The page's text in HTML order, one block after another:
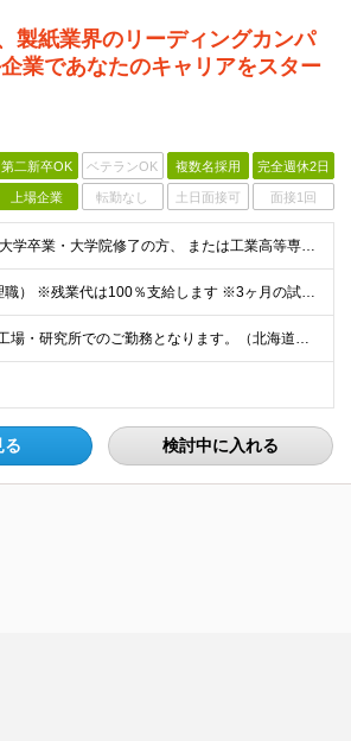
製紙業界のリーディングカンパ
業であなたのキャリアをスター
第二新卒OK ベテランOK 複数名採用 完全週休2日
上場企業 転勤なし 土日面接可 面接1回
【第二新卒・既卒の方も歓迎◎】 ■高専卒以上 （大学卒業・大学院修了の方、 または工業高等専門学校（5年制）卒業の方を想定しています。）
月給231,000円（大卒初任給）～495,300円（管理職） ※残業代は100％支給します ※3ヶ月の試用期間あり。その間の待遇に変更はありません
◎UIターン歓迎！ ◎マイカー通勤OK 国内の主要工場・研究所でのご勤務となります。（北海道、秋田、宮城、福島、茨城、埼玉、栃木、静岡、兵庫、広島、島根、山口、熊本） 初任地については、応募時に希望
る 検討中に入れる